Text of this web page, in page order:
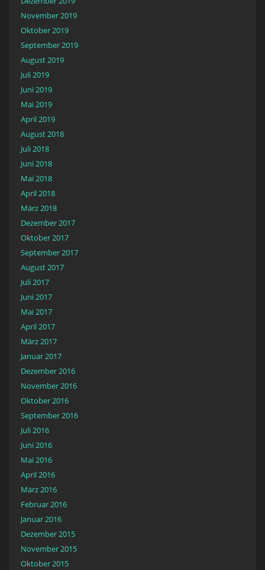
November 2019
Oktober 2019
September 2019
August 2019
Juli 2019
Juni 2019
Mai 2019
April 2019
August 2018
Juli 2018
Juni 2018
Mai 2018
April 2018
März 2018
Dezember 2017
Oktober 2017
September 2017
August 2017
Juli 2017
Juni 2017
Mai 2017
April 2017
März 2017
Januar 2017
Dezember 2016
November 2016
Oktober 2016
September 2016
Juli 2016
Juni 2016
Mai 2016
April 2016
März 2016
Februar 2016
Januar 2016
Dezember 2015
November 2015
Oktober 2015